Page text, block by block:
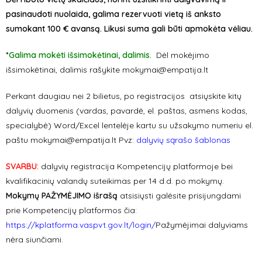
pasinaudoti nuolaida, galima rezervuoti vietą iš anksto
sumokant 100 € avansą. Likusi suma gali būti apmokėta vėliau.
*Galima mokėti išsimokėtinai, dalimis. Dėl mokėjimo
išsimokėtinai, dalimis rašykite mokymai@empatija.lt
Perkant daugiau nei 2 bilietus, po registracijos atsiųskite kitų
dalyvių duomenis (vardas, pavardė, el. paštas, asmens kodas,
specialybė) Word/Excel lentelėje kartu su užsakymo numeriu el.
paštu mokymai@empatija.lt Pvz: dalyvių sąrašo šablonas
SVARBU: dalyvių registracija Kompetencijų platformoje bei
kvalifikacinių valandų suteikimas per 14 d.d. po mokymų.
Mokymų PAŽYMĖJIMO išrašą atsisiųsti galėsite prisijungdami
prie Kompetencijų platformos čia:
https://kplatforma.vaspvt.gov.lt/login/Pažymėjimai dalyviams
nėra siunčiami.